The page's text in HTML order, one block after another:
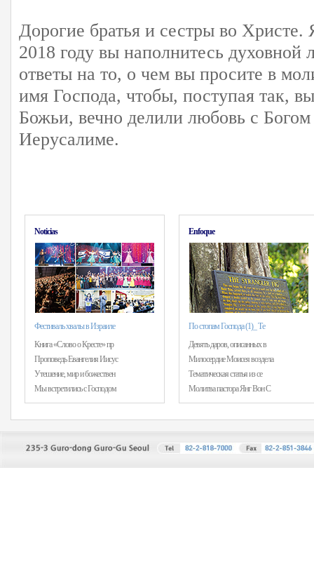
Дорогие братья и сестры во Христе.
2018 году вы наполнитесь
ответы на то, о чем вы просите в
имя Господа, чтобы, поступая так,
Божьи, вечно делили любовь с
Иерусалиме.
Noticias
Фестиваль хвалы в Израиле
Книга «Слово о Кресте» пр
Проповедь Евангелия Иисус
Утешение, мир и божествен
Мы встретились с Господом
Enfoque
По стопам Господа (1)_ Те
Девять даров, описанных в
Милосердие Моисея воздела
Тематическая статья из се
Молитва пастора Янг Вон С